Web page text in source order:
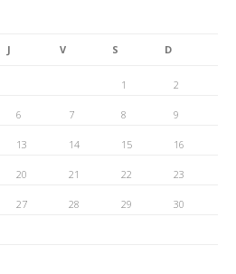
J V S D
1 2
6 7 8 9
13 14 15 16
20 21 22 23
27 28 29 30